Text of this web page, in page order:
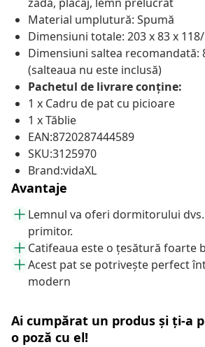
Material umplutură: Spumă
Dimensiuni totale: 203 x 83 x
Dimensiuni saltea recomandată:
(salteaua nu este inclusă)
Pachetul de livrare conține:
1 x Cadru de pat cu picioare
1 x Tăblie
EAN:8720287444589
SKU:3125970
Brand:vidaXL
Avantaje
Lemnul va oferi dormitorului
primitor.
Catifeaua este o țesătură foarte
Acest pat se potrivește perfect
modern
Ai cumpărat un produs și ți-a
o poză cu el!